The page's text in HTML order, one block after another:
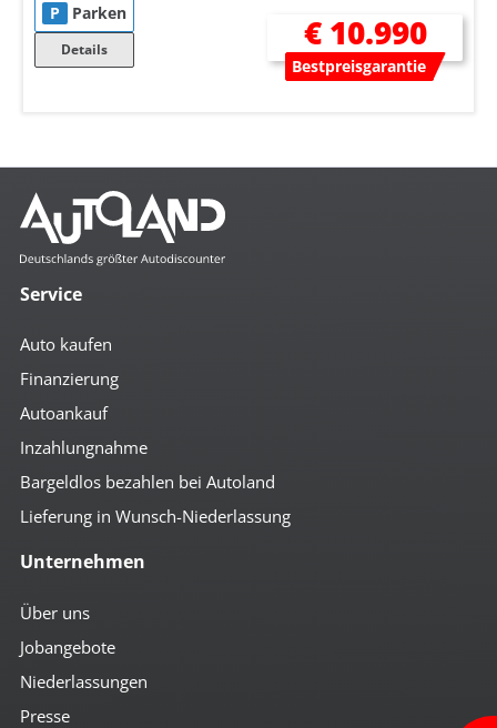
P Parken
Details € 10.990
Bestpreisgarantie
Service
Auto kaufen
Finanzierung
Autoankauf
Inzahlungnahme
Bargeldlos bezahlen bei Autoland
Lieferung in Wunsch-Niederlassung
Unternehmen
Über uns
Jobangebote
Niederlassungen
Presse